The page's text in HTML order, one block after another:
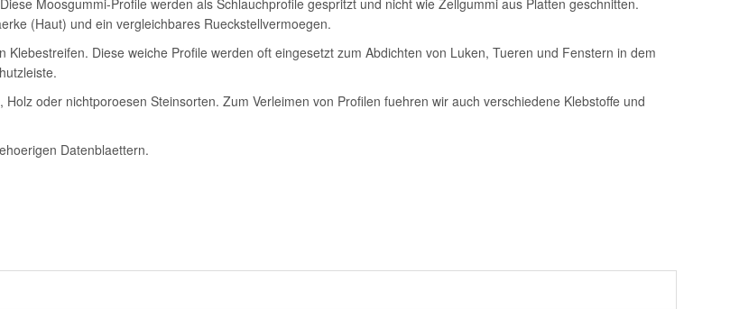
Moosgummi-Profile werden als Schlauchprofile gespritzt und nicht wie Zellgummi aus Platten geschnitten.
(Haut) und ein vergleichbares Rueckstellvermoegen.
Diese weiche Profile werden oft eingesetzt zum Abdichten von Luken, Tueren und Fenstern in dem
oder nichtporoesen Steinsorten. Zum Verleimen von Profilen fuehren wir auch verschiedene Klebstoffe und
Datenblaettern.